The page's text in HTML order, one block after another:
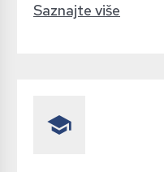
Saznajte više
school